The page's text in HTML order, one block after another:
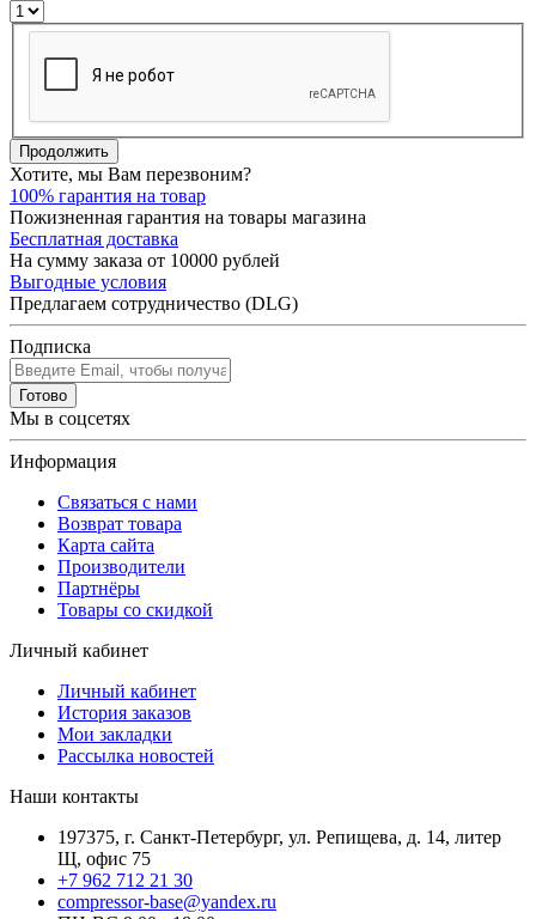
Продолжить
Хотите, мы Вам перезвоним?
100% гарантия на товар
Пожизненная гарантия на товары магазина
Бесплатная доставка
На сумму заказа от 10000 рублей
Выгодные условия
Предлагаем сотрудничество (DLG)
Подписка
Готово
Мы в соцсетях
Информация
Связаться с нами
Возврат товара
Карта сайта
Производители
Партнёры
Товары со скидкой
Личный кабинет
Личный кабинет
История заказов
Мои закладки
Рассылка новостей
Наши контакты
197375, г. Санкт-Петербург, ул. Репищева, д. 14, литер
Щ, офис 75
+7 962 712 21 30
compressor-base@yandex.ru